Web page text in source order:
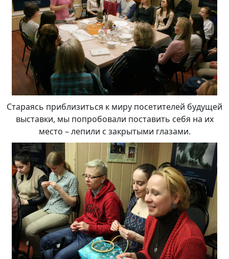
Стараясь приблизиться к миру посетителей будущей
выставки, мы попробовали поставить себя на их
место – лепили с закрытыми глазами.